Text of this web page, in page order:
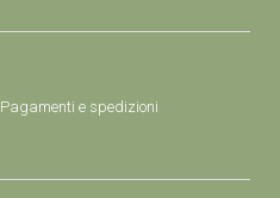
Pagamenti e spedizioni